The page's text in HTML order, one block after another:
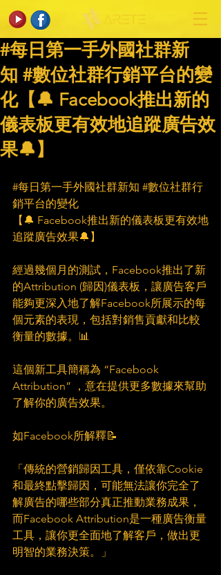
#每日第一手外國社群新
知 #數位社群行銷平台的變
化【🔔 Facebook推出新的
儀表板更有效地追蹤廣告效
果🔔】
#每日第一手外國社群新知 #數位社群行
銷平台的變化
【🔔 Facebook推出新的儀表板更有效地
追蹤廣告效果🔔】
經過幾個月的測試，Facebook推出了新
的Attribution (歸因)儀表板，讓廣告客戶
能夠更深入地了解Facebook所展示的每
個元素的表現，包括對銷售貢獻和比較
衡量的數據。📊
這個新工具簡稱為 “Facebook
Attribution” ，意在提供更多數據來幫助
了解你的廣告效果。
如Facebook所解釋📝
「傳統的營銷歸因工具，僅依靠Cookie
和最終點擊歸因，可能無法讓你完全了
解廣告的哪些部分真正推動業務成果，
而Facebook Attribution是一種廣告衡量
工具，讓你更全面地了解客戶，做出更
明智的業務決策。」